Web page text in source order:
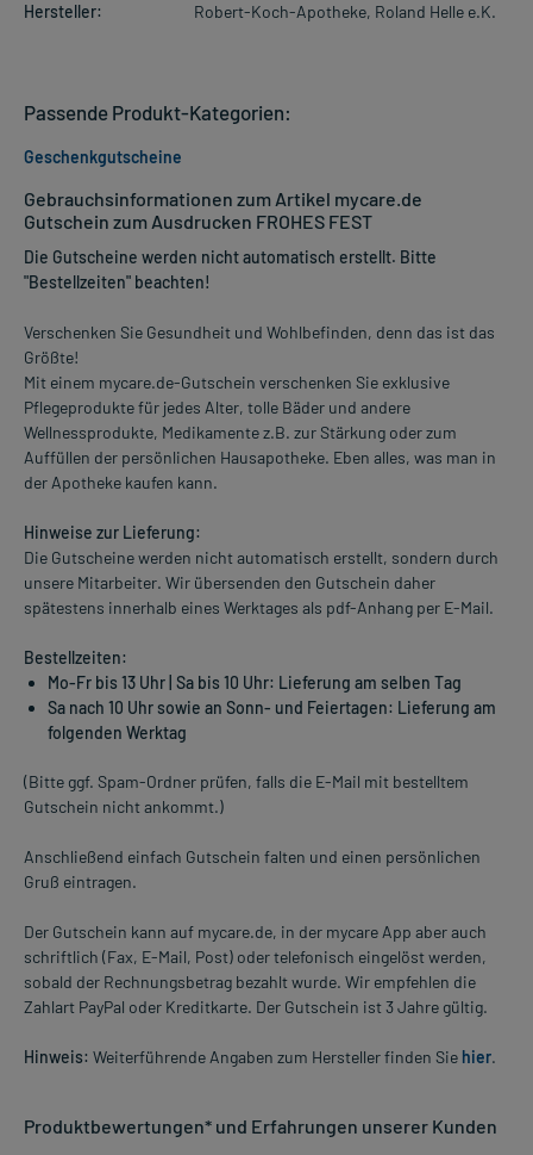
Hersteller:
Robert-Koch-Apotheke, Roland Helle e.K.
Gebrauchsinformationen zum Artikel mycare.de
Gutschein zum Ausdrucken FROHES FEST
Die Gutscheine werden nicht automatisch erstellt. Bitte
"Bestellzeiten" beachten!
Verschenken Sie Gesundheit und Wohlbefinden, denn das ist das
Größte!
Mit einem mycare.de-Gutschein verschenken Sie exklusive
Pflegeprodukte für jedes Alter, tolle Bäder und andere
Wellnessprodukte, Medikamente z.B. zur Stärkung oder zum
Auffüllen der persönlichen Hausapotheke. Eben alles, was man in
der Apotheke kaufen kann.
Hinweise zur Lieferung:
Die Gutscheine werden nicht automatisch erstellt, sondern durch
unsere Mitarbeiter. Wir übersenden den Gutschein daher
spätestens innerhalb eines Werktages als pdf-Anhang per E-Mail.
Bestellzeiten:
Mo-Fr bis 13 Uhr | Sa bis 10 Uhr: Lieferung am selben Tag
Sa nach 10 Uhr sowie an Sonn- und Feiertagen: Lieferung am
folgenden Werktag
(Bitte ggf. Spam-Ordner prüfen, falls die E-Mail mit bestelltem
Gutschein nicht ankommt.)
Anschließend einfach Gutschein falten und einen persönlichen
Gruß eintragen.
Der Gutschein kann auf mycare.de, in der mycare App aber auch
schriftlich (Fax, E-Mail, Post) oder telefonisch eingelöst werden,
sobald der Rechnungsbetrag bezahlt wurde. Wir empfehlen die
Zahlart PayPal oder Kreditkarte. Der Gutschein ist 3 Jahre gültig.
Hinweis: Weiterführende Angaben zum Hersteller finden Sie hier.
Produktbewertungen* und Erfahrungen unserer Kunden
Passende Produkt-Kategorien:
Geschenkgutscheine